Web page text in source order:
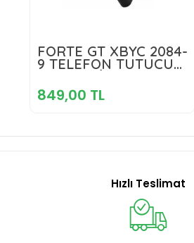
FORTE GT XBYC 2084-
9 TELEFON TUTUCU
BG-098 SİYAH
849,00 TL
849,00 TL
Sepete Ekle
Hızlı Teslimat